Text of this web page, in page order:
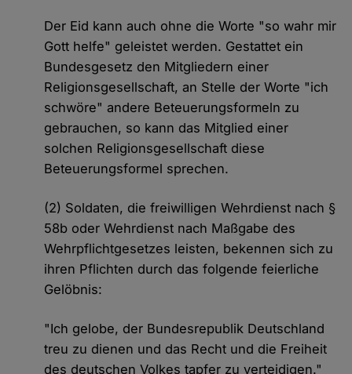
Der Eid kann auch ohne die Worte "so wahr mir
Gott helfe" geleistet werden. Gestattet ein
Bundesgesetz den Mitgliedern einer
Religionsgesellschaft, an Stelle der Worte "ich
schwöre" andere Beteuerungsformeln zu
gebrauchen, so kann das Mitglied einer
solchen Religionsgesellschaft diese
Beteuerungsformel sprechen.
(2) Soldaten, die freiwilligen Wehrdienst nach §
58b oder Wehrdienst nach Maßgabe des
Wehrpflichtgesetzes leisten, bekennen sich zu
ihren Pflichten durch das folgende feierliche
Gelöbnis:
"Ich gelobe, der Bundesrepublik Deutschland
treu zu dienen und das Recht und die Freiheit
des deutschen Volkes tapfer zu verteidigen."